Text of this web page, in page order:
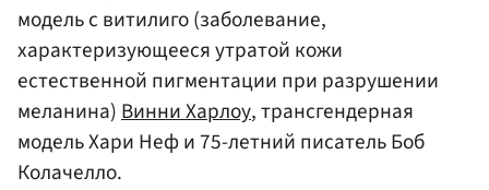
модель с витилиго (заболевание,
характеризующееся утратой кожи
естественной пигментации при разрушении
меланина)Винни Харлоу, трансгендерная
модель Хари Неф и 75-летний писатель Боб
Колачелло.